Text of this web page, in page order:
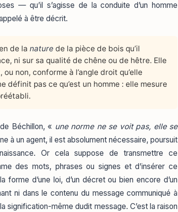
— qu’il s’agisse de la conduite d’un homme
à être décrit.
de la nature de la pièce de bois qu’il
ni sur sa qualité de chêne ou de hêtre. Elle
non, conforme à l’angle droit qu’elle
définit pas ce qu’est un homme : elle mesure
Béchillon, « une norme ne se voit pas, elle se
à un agent, il est absolument nécessaire, poursuit
Or cela suppose de transmettre ce
des mots, phrases ou signes et d’insérer ce
d’une loi, d’un décret ou bien encore d’un
ni dans le contenu du message communiqué à
signification-même dudit message. C’est la raison